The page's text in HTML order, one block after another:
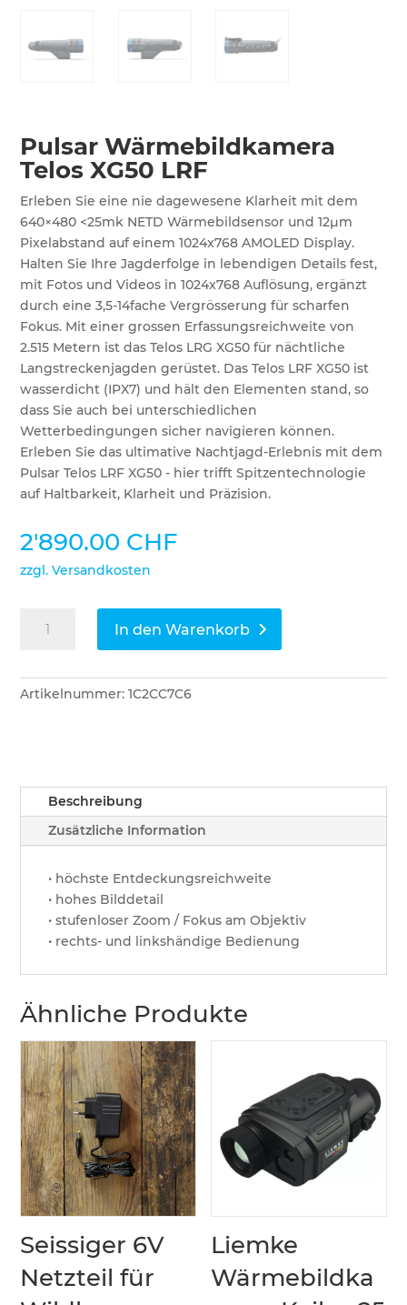
Pulsar Wärmebildkamera
Telos XG50 LRF
Erleben Sie eine nie dagewesene Klarheit mit dem
640×480 <25mk NETD Wärmebildsensor und 12µm
Pixelabstand auf einem 1024x768 AMOLED Display.
Halten Sie Ihre Jagderfolge in lebendigen Details fest,
mit Fotos und Videos in 1024x768 Auflösung, ergänzt
durch eine 3,5-14fache Vergrösserung für scharfen
Fokus. Mit einer grossen Erfassungsreichweite von
2.515 Metern ist das Telos LRG XG50 für nächtliche
Langstreckenjagden gerüstet. Das Telos LRF XG50 ist
wasserdicht (IPX7) und hält den Elementen stand, so
dass Sie auch bei unterschiedlichen
Wetterbedingungen sicher navigieren können.
Erleben Sie das ultimative Nachtjagd-Erlebnis mit dem
Pulsar Telos LRF XG50 - hier trifft Spitzentechnologie
auf Haltbarkeit, Klarheit und Präzision.
2'890.00 CHF
zzgl. Versandkosten
Wärmebildkamera
XG50
LRF
In den Warenkorb
Artikelnummer:1C2CC7C6
Beschreibung
Zusätzliche Information
• höchste Entdeckungsreichweite
• hohes Bilddetail
• stufenloser Zoom / Fokus am Objektiv
• rechts- und linkshändige Bedienung
Ähnliche Produkte
Seissiger 6V
Netzteil für
Liemke
Wärmebildka